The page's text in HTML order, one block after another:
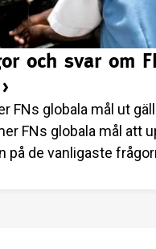
och svar om
FNs globala mål ut
FNs globala mål att
på de vanligaste